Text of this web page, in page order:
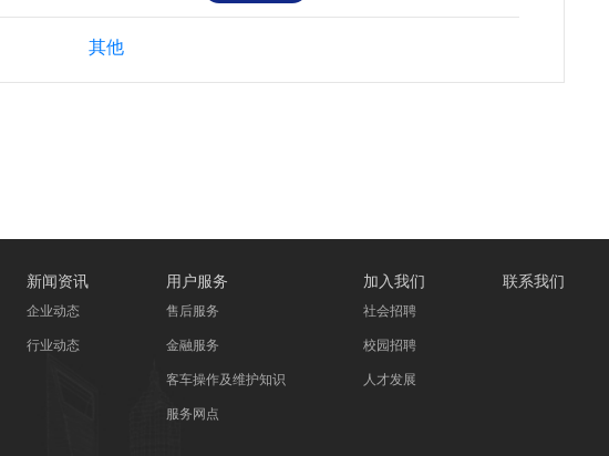
其他
新闻资讯
企业动态
行业动态
用户服务
售后服务
金融服务
客车操作及维护知识
服务网点
加入我们
社会招聘
校园招聘
人才发展
联系我们